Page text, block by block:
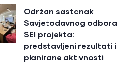
Održan sastanak
Savjetodavnog odbora
SEI projekta:
predstavljeni rezultati i
planirane aktivnosti